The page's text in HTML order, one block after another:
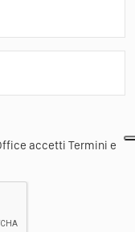
accetti Termini e